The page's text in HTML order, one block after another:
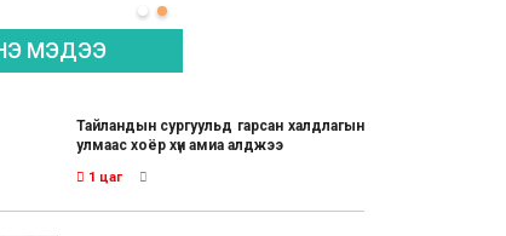
МЭДЭЭ
Тайландын сургуульд гарсан халдлагын
улмаас хоёр хүн амиа алджээ
1 цаг